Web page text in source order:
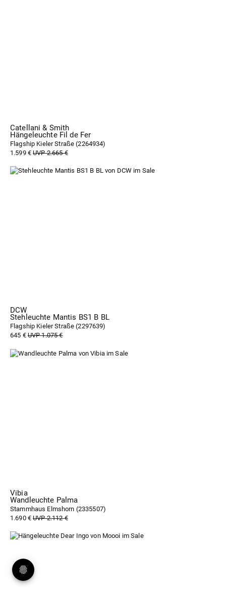
Catellani & Smith
Hängeleuchte Fil de Fer
Flagship Kieler Straße (2264934)
1.599 €UVP 2.665 €
DCW
Stehleuchte Mantis BS1 B BL
Flagship Kieler Straße (2297639)
645 €UVP 1.075 €
Vibia
Wandleuchte Palma
Stammhaus Elmshorn (2335507)
1.690 €UVP 2.112 €